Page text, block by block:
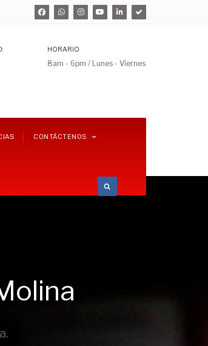
HORARIO
8am - 6pm / Lunes - Viernes
CONTÁCTENOS